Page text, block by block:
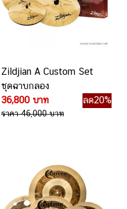
Zildjian A Custom Set
ชุดฉาบกลอง
36,800 บาท
ลด20%
ราคา 46,000 บาท